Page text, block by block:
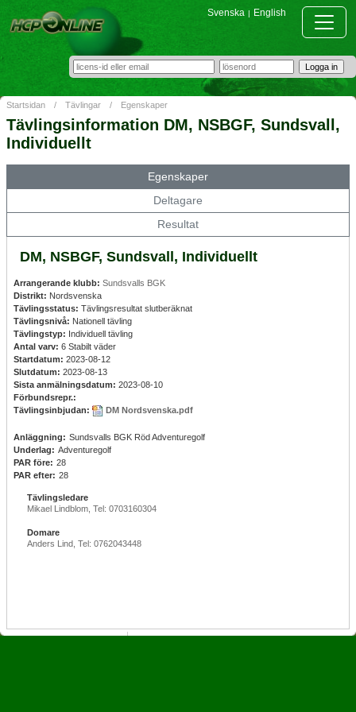
Svenska | English
Startsidan / Tävlingar / Egenskaper
Tävlingsinformation DM, NSBGF, Sundsvall,
Individuellt
Egenskaper
Deltagare
Resultat
DM, NSBGF, Sundsvall, Individuellt
Arrangerande klubb: Sundsvalls BGK
Distrikt: Nordsvenska
Tävlingsstatus: Tävlingsresultat slutberäknat
Tävlingsnivå: Nationell tävling
Tävlingstyp: Individuell tävling
Antal varv: 6 Stabilt väder
Startdatum: 2023-08-12
Slutdatum: 2023-08-13
Sista anmälningsdatum: 2023-08-10
Förbundsrepr.:
Tävlingsinbjudan:
DM Nordsvenska.pdf
Anläggning: Sundsvalls BGK Röd Adventuregolf
Underlag: Adventuregolf
PAR före: 28
PAR efter: 28
Tävlingsledare
Mikael Lindblom, Tel: 0703160304
Domare
Anders Lind, Tel: 0762043448